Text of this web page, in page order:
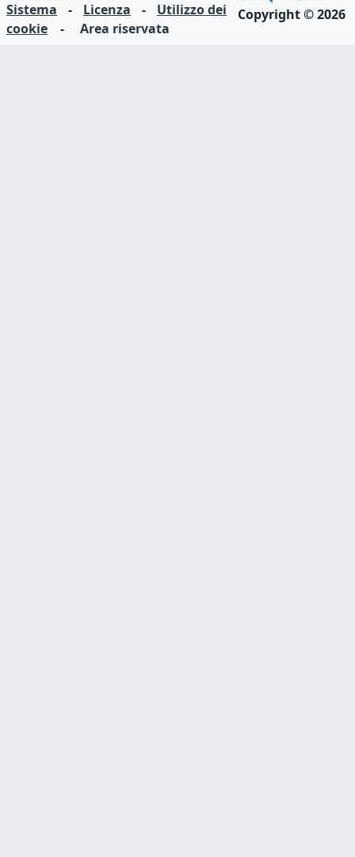
Sistema
- Licenza -
Utilizzo dei
cookie
- Area riservata
Copyright © 2026